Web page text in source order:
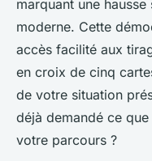
marquant une
moderne. Cette
accès facilité aux
en croix de cinq
de votre situation
déjà demandé ce
votre parcours ?